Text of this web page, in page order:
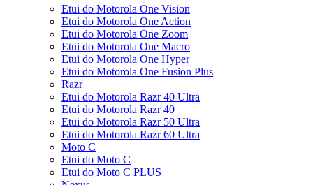
Etui do Motorola One Vision
Etui do Motorola One Action
Etui do Motorola One Zoom
Etui do Motorola One Macro
Etui do Motorola One Hyper
Etui do Motorola One Fusion Plus
Razr
Etui do Motorola Razr 40 Ultra
Etui do Motorola Razr 40
Etui do Motorola Razr 50 Ultra
Etui do Motorola Razr 60 Ultra
Moto C
Etui do Moto C
Etui do Moto C PLUS